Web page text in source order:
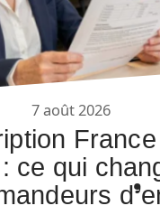
7 août 2026
France
ce qui